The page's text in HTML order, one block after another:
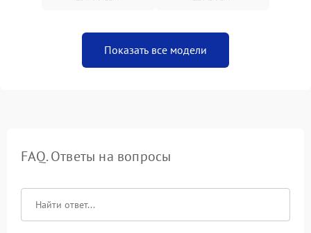
Показать все модели
FAQ. Ответы на вопросы